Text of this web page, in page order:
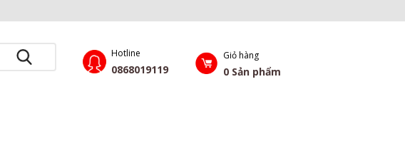
Hotline
0868019119
Giỏ hàng
0 Sản phẩm